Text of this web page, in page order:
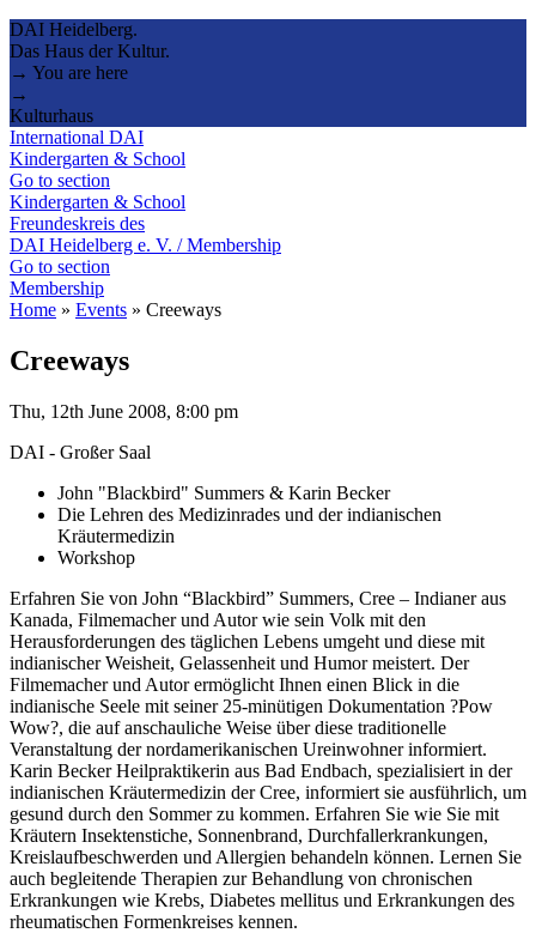
DAI Heidelberg.
Das Haus der Kultur.
→ You are here
→
Kulturhaus
International DAI
Kindergarten & School
Go to section
Kindergarten & School
Freundeskreis des
DAI Heidelberg e. V. / Membership
Go to section
Membership
Home » Events » Creeways
Creeways
Thu, 12th June 2008, 8:00 pm
DAI - Großer Saal
John "Blackbird" Summers & Karin Becker
Die Lehren des Medizinrades und der indianischen
Kräutermedizin
Workshop
Erfahren Sie von John “Blackbird” Summers, Cree – Indianer aus
Kanada, Filmemacher und Autor wie sein Volk mit den
Herausforderungen des täglichen Lebens umgeht und diese mit
indianischer Weisheit, Gelassenheit und Humor meistert. Der
Filmemacher und Autor ermöglicht Ihnen einen Blick in die
indianische Seele mit seiner 25-minütigen Dokumentation ?Pow
Wow?, die auf anschauliche Weise über diese traditionelle
Veranstaltung der nordamerikanischen Ureinwohner informiert.
Karin Becker Heilpraktikerin aus Bad Endbach, spezialisiert in der
indianischen Kräutermedizin der Cree, informiert sie ausführlich, um
gesund durch den Sommer zu kommen. Erfahren Sie wie Sie mit
Kräutern Insektenstiche, Sonnenbrand, Durchfallerkrankungen,
Kreislaufbeschwerden und Allergien behandeln können. Lernen Sie
auch begleitende Therapien zur Behandlung von chronischen
Erkrankungen wie Krebs, Diabetes mellitus und Erkrankungen des
rheumatischen Formenkreises kennen.